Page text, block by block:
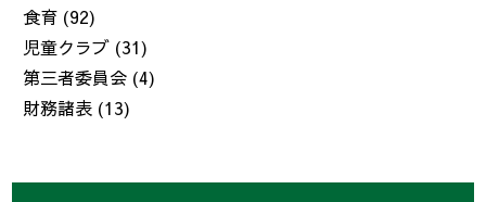
食育 (92)
児童クラブ (31)
第三者委員会 (4)
財務諸表 (13)